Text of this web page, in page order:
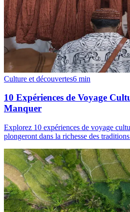
Culture et découvertes6 min
10 Expériences de Voyage
Manquer
Explorez 10 expériences de voyage
plongeront dans la richesse des